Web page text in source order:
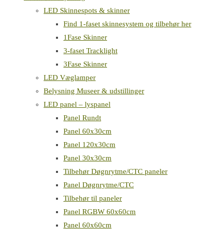
LED Skinnespots & skinner
Find 1-faset skinnesystem og tilbehør her
1Fase Skinner
3-faset Tracklight
3Fase Skinner
LED Væglamper
Belysning Museer & udstillinger
LED panel – lyspanel
Panel Rundt
Panel 60x30cm
Panel 120x30cm
Panel 30x30cm
Tilbehør Døgnrytme/CTC paneler
Panel Døgnrytme/CTC
Tilbehør til paneler
Panel RGBW 60x60cm
Panel 60x60cm